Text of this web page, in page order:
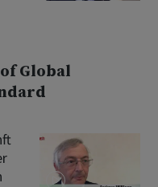
Global